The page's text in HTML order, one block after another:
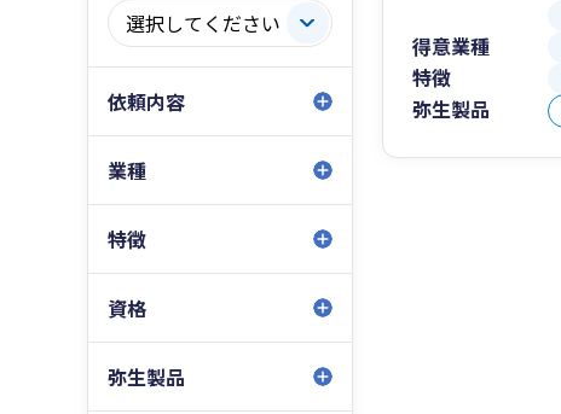
依頼内容
業種
特徴
資格
弥生製品
得意業種
特徴
弥生製品